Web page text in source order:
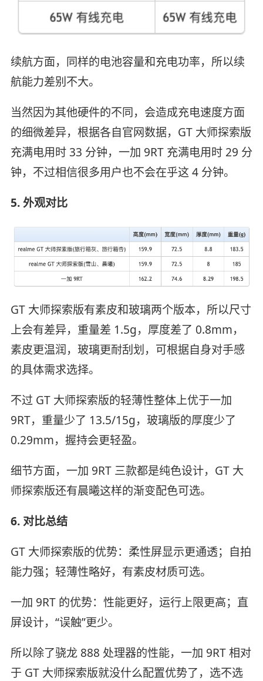
续航方面，同样的电池容量和充电功率，所以续
航能力差别不大。
当然因为其他硬件的不同，会造成充电速度方面
的细微差异，根据各自官网数据，GT 大师探索版
充满电用时 33 分钟，一加 9RT 充满电用时 29 分
钟，不过相信很多用户也不会在乎这 4 分钟。
5. 外观对比
GT 大师探索版有素皮和玻璃两个版本，所以尺寸
上会有差异，重量差 1.5g，厚度差了 0.8mm，
素皮更温润，玻璃更耐刮划，可根据自身对手感
的具体需求选择。
不过 GT 大师探索版的轻薄性整体上优于一加
9RT，重量少了 13.5/15g，玻璃版的厚度少了
0.29mm，握持会更轻盈。
细节方面，一加 9RT 三款都是纯色设计，GT 大
师探索版还有晨曦这样的渐变配色可选。
6. 对比总结
GT 大师探索版的优势：柔性屏显示更通透；自拍
能力强；轻薄性略好，有素皮材质可选。
一加 9RT 的优势：性能更好，运行上限更高；直
屏设计，“误触”更少。
所以除了骁龙 888 处理器的性能，一加 9RT 相对
于 GT 大师探索版就没什么配置优势了，选不选